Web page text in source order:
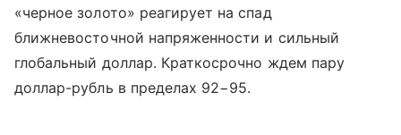
«черное золото» реагирует на спад
ближневосточной напряженности и сильный
глобальный доллар. Краткосрочно ждем пару
доллар-рубль в пределах 92−95.